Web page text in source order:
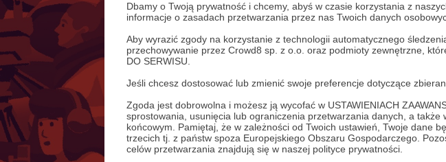
Dbamy o Twoją prywatność i chcemy, abyś w czasie korzystania z
informacje o zasadach przetwarzania przez nas Twoich danych
Aby wyrazić zgody na korzystanie z technologii automatycznego
przechowywanie przez Crowd8 sp. z o.o. oraz podmioty zewnętrzne,
DO SERWISU.
Jeśli chcesz dostosować lub zmienić swoje preferencje dotyczące
Zgoda jest dobrowolna i możesz ją wycofać w USTAWIENIACH
sprostowania, usunięcia lub ograniczenia przetwarzania danych, a
końcowym. Pamiętaj, że w zależności od Twoich ustawień, Twoje dane
trzecich tj. z państw spoza Europejskiego Obszaru Gospodarczego.
celów przetwarzania znajdują się w naszej polityce prywatności.